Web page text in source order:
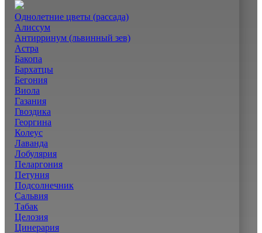
Однолетние цветы (рассада)
Алиссум
Антирринум (львинный зев)
Астра
Бакопа
Бархатцы
Бегония
Виола
Газания
Гвоздика
Георгина
Колеус
Лаванда
Лобулярия
Пеларгония
Петуния
Подсолнечник
Сальвия
Табак
Целозия
Цинерария